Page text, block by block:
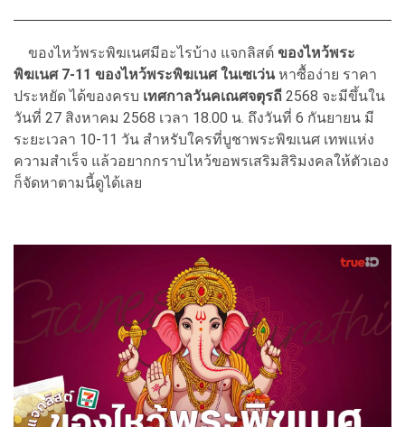
ของไหว้พระพิฆเนศมีอะไรบ้าง แจกลิสต์ ของไหว้พระ
พิฆเนศ 7-11 ของไหว้พระพิฆเนศ ในเซเว่นหาซื้อง่าย ราคา
ประหยัด ได้ของครบ เทศกาลวันคเณศจตุรถี 2568 จะมีขึ้นใน
วันที่ 27 สิงหาคม 2568 เวลา 18.00 น. ถึงวันที่ 6 กันยายน มี
ระยะเวลา 10-11 วัน สำหรับใครที่บูชาพระพิฆเนศ เทพแห่ง
ความสำเร็จ แล้วอยากกราบไหว้ขอพรเสริมสิริมงคลให้ตัวเอง
ก็จัดหาตามนี้ดูได้เลย